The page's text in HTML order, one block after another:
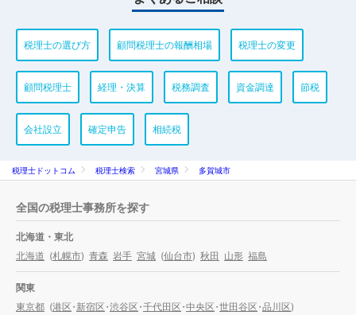
税理士の選び方 顧問税理士の報酬相場 税理士の変更
顧問税理士 経理・決算 税務調査 資金調達 節税
会社設立 確定申告 相続税
税理士ドットコム 税理士検索 宮城県 多賀城市
全国の税理士事務所を探す
北海道・東北
北海道 (札幌市) 青森 岩手 宮城 (仙台市) 秋田 山形 福島
関東
東京都 (港区・新宿区・渋谷区・千代田区・中央区・世田谷区・品川区)